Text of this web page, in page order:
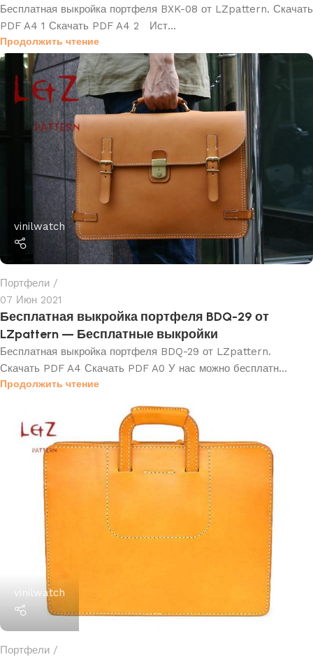
Бесплатная выкройка портфеля BXK-08 от LZpattern. Скачать
PDF A4 1 Скачать PDF A4 2 Ист...
Продолжить чтение
vinilwatch
Портфели
07 Июн 2021
Бесплатная выкройка портфеля BDQ-29 от
LZpattern — Бесплатные выкройки
Бесплатная выкройка портфеля BDQ-29 от LZpattern.
Скачать PDF A4 Скачать PDF A0 У нас можно бесплатн...
Продолжить чтение
vinilwatch
Портфели